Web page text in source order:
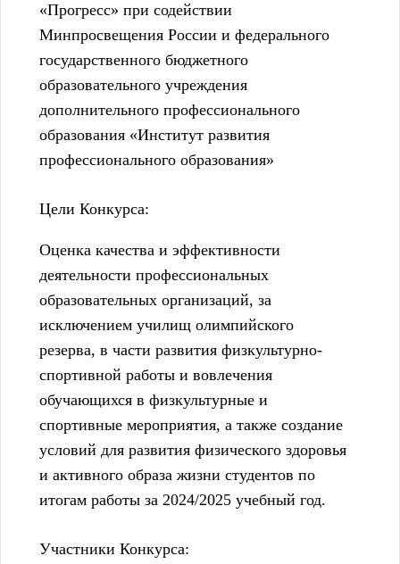
«Прогресс» при содействии
Минпросвещения России и федерального
государственного бюджетного
образовательного учреждения
дополнительного профессионального
образования «Институт развития
профессионального образования»
Цели Конкурса:
Оценка качества и эффективности
деятельности профессиональных
образовательных организаций, за
исключением училищ олимпийского
резерва, в части развития физкультурно-
спортивной работы и вовлечения
обучающихся в физкультурные и
спортивные мероприятия, а также создание
условий для развития физического здоровья
и активного образа жизни студентов по
итогам работы за 2024/2025 учебный год.
Участники Конкурса: